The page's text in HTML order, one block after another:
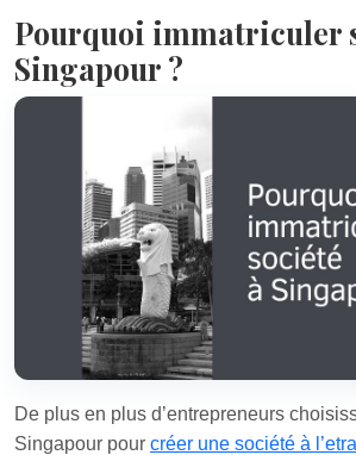
Pourquoi immatriculer
Singapour ?
De plus en plus d’entrepreneurs
Singapour pour créer une société à